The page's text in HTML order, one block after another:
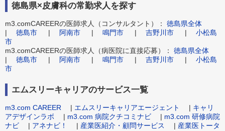
徳島県×皮膚科の常勤求人を探す
m3.comCAREERの医師求人（コンサルタント）： 徳島県全体
| 徳島市 | 阿南市 | 鳴門市 | 吉野川市 | 小松島
市
m3.comCAREERの医師求人（病医院に直接応募）： 徳島県全体
| 徳島市 | 阿南市 | 鳴門市 | 吉野川市 | 小松島
市
エムスリーキャリアのサービス一覧
m3.com CAREER | エムスリーキャリアエージェント | キャリ
アデザインラボ | m3.com 病院クチコミナビ | m3.com 研修病院
ナビ | アネナビ！ | 産業医紹介・顧問サービス | 産業医トータ